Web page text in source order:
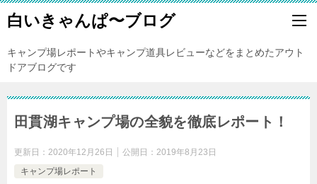
白いきゃんぱ〜ブログ
キャンプ場レポートやキャンプ道具レビューなどをまとめたアウト
ドアブログです
田貫湖キャンプ場の全貌を徹底レポート！
更新日： 2020年12月26日 公開日： 2019年8月23日
キャンプ場レポート